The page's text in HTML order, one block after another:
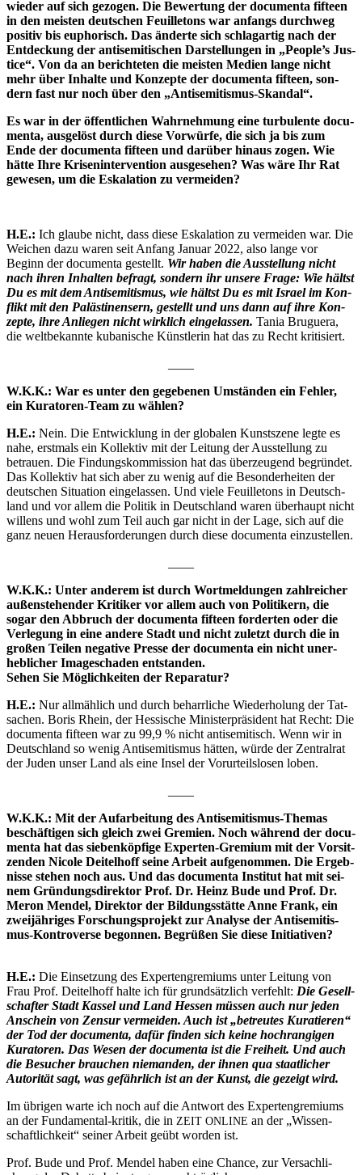
wie­der auf sich gezo­gen. Die Bewer­tung der docu­men­ta fif­teen
in den meis­ten deut­schen Feuil­le­tons war anfangs durch­weg
posi­tiv bis eupho­risch. Das änder­te sich schlag­ar­tig nach der
Ent­de­ckung der anti­se­mi­ti­schen Dar­stel­lun­gen in „People’s Jus­
ti­ce“. Von da an berich­te­ten die meis­ten Medi­en lan­ge nicht
mehr über Inhal­te und Kon­zep­te der docu­men­ta fif­teen, son­
dern fast nur noch über den „Anti­se­mi­tis­mus-Skan­dal“.
Es war in der öffent­li­chen Wahr­neh­mung eine tur­bu­len­te docu­
men­ta, aus­ge­löst durch die­se Vor­wür­fe, die sich ja bis zum
Ende der docu­men­ta fif­teen und dar­über hin­aus zogen. Wie
hät­te Ihre Kri­sen­in­ter­ven­ti­on aus­ge­se­hen? Was wäre Ihr Rat
gewe­sen, um die Eska­la­ti­on zu vermeiden?
H.E.: Ich glau­be nicht, dass die­se Eska­la­ti­on zu ver­mei­den war. Die
Wei­chen dazu waren seit Anfang Janu­ar 2022, also lan­ge vor
Beginn der docu­men­ta gestellt. Wir haben die Aus­stel­lung nicht
nach ihren Inhal­ten befragt, son­dern ihr unse­re Fra­ge: Wie hältst
Du es mit dem Anti­se­mi­tis­mus, wie hältst Du es mit Isra­el im Kon­
flikt mit den Paläs­ti­nen­sern, gestellt und uns dann auf ihre Kon­
zep­te, ihre Anlie­gen nicht wirk­lich ein­ge­las­sen. Tania Bru­guera,
die welt­be­kann­te kuba­ni­sche Künst­le­rin hat das zu Recht kritisiert.
W.K.K.: War es unter den gege­be­nen Umstän­den ein Feh­ler,
ein Kura­to­ren-Team zu wählen?
H.E.: Nein. Die Ent­wick­lung in der glo­ba­len Kunst­sze­ne leg­te es
nahe, erst­mals ein Kol­lek­tiv mit der Lei­tung der Aus­stel­lung zu
betrau­en. Die Fin­dungs­kom­mis­si­on hat das über­zeu­gend begrün­det.
Das Kol­lek­tiv hat sich aber zu wenig auf die Beson­der­hei­ten der
deut­schen Situa­ti­on ein­ge­las­sen. Und vie­le Feuil­le­tons in Deutsch­
land und vor allem die Poli­tik in Deutsch­land waren über­haupt nicht
wil­lens und wohl zum Teil auch gar nicht in der Lage, sich auf die
ganz neu­en Her­aus­for­de­run­gen durch die­se docu­men­ta einzustellen.
W.K.K.: Unter ande­rem ist durch Wort­mel­dun­gen zahl­rei­cher
außen­ste­hen­der Kri­ti­ker vor allem auch von Poli­ti­kern, die
sogar den Abbruch der docu­men­ta fif­teen for­der­ten oder die
Ver­le­gung in eine ande­re Stadt und nicht zuletzt durch die in
gro­ßen Tei­len nega­ti­ve Pres­se der docu­men­ta ein nicht uner­
heb­li­cher Image­scha­den ent­stan­den.
Sehen Sie Mög­lich­kei­ten der Reparatur?
H.E.: Nur all­mäh­lich und durch beharr­li­che Wie­der­ho­lung der Tat­
sa­chen. Boris Rhein, der Hes­si­sche Minis­ter­prä­si­dent hat Recht: Die
docu­men­ta fif­teen war zu 99,9 % nicht anti­se­mi­tisch. Wenn wir in
Deutsch­land so wenig Anti­se­mi­tis­mus hät­ten, wür­de der Zen­tral­rat
der Juden unser Land als eine Insel der Vor­ur­teils­lo­sen loben.
W.K.K.: Mit der Auf­ar­bei­tung des Anti­se­mi­tis­mus-The­mas
beschäf­ti­gen sich gleich zwei Gre­mi­en. Noch wäh­rend der docu­
men­ta hat das sie­ben­köp­fi­ge Exper­ten-Gre­mi­um mit der Vor­sit­
zen­den Nico­le Dei­tel­hoff sei­ne Arbeit auf­ge­nom­men. Die Ergeb­
nis­se ste­hen noch aus. Und das docu­men­ta Insti­tut hat mit sei­
nem Grün­dungs­di­rek­tor Prof. Dr. Heinz Bude und Prof. Dr.
Meron Men­del, Direk­tor der Bil­dungs­stät­te Anne Frank, ein
zwei­jäh­ri­ges For­schungs­pro­jekt zur Ana­ly­se der Anti­se­mi­tis­
mus-Kon­tro­ver­se begon­nen. Begrü­ßen Sie die­se Initiativen?
H.E.: Die Ein­set­zung des Exper­ten­gre­mi­ums unter Lei­tung von
Frau Prof. Dei­tel­hoff hal­te ich für grund­sätz­lich ver­fehlt: Die Gesell­
schaf­ter Stadt Kas­sel und Land Hes­sen müs­sen auch nur jeden
Anschein von Zen­sur ver­mei­den. Auch ist „betreu­tes Kura­tie­ren“
der Tod der docu­men­ta, dafür fin­den sich kei­ne hoch­ran­gi­gen
Kura­to­ren. Das Wesen der docu­men­ta ist die Frei­heit. Und auch
die Besu­cher brau­chen nie­man­den, der ihnen qua staat­li­cher
Auto­ri­tät sagt, was gefähr­lich ist an der Kunst, die gezeigt wird.
Im übri­gen war­te ich noch auf die Ant­wort des Exper­ten­gre­mi­ums
an der Fun­da­men­tal-kri­tik, die in ZEIT ONLINE an der „Wis­sen­
schaft­lich­keit“ sei­ner Arbeit geübt wor­den ist.
Prof. Bude und Prof. Men­del haben eine Chan­ce, zur Ver­sach­li­